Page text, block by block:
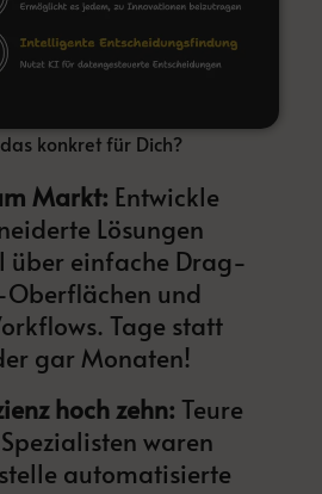
konkret für Dich?
Markt: Entwickle
Lösungen
über einfache Drag-
und
Tage statt
gar Monaten!
hoch zehn: Teure
waren
automatisierte